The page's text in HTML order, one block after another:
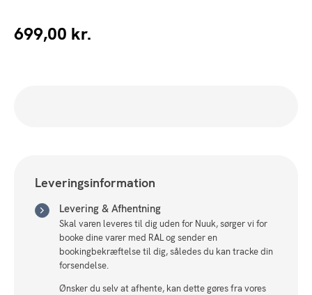
699,00 kr.
Leveringsinformation
Levering & Afhentning
Skal varen leveres til dig uden for Nuuk, sørger vi for
booke dine varer med RAL og sender en
bookingbekræftelse til dig, således du kan tracke din
forsendelse.
Ønsker du selv at afhente, kan dette gøres fra vores